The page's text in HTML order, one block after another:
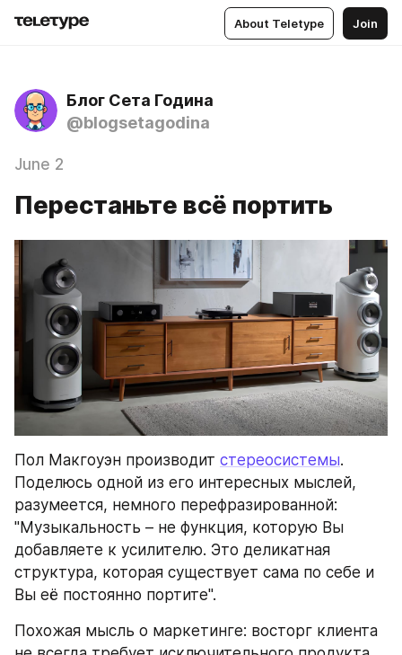
About Teletype Join
Блог Сета Година
@blogsetagodina
June 2
Перестаньте всё портить
Пол Макгоуэн производит стереосистемы.
Поделюсь одной из его интересных мыслей,
разумеется, немного перефразированной:
"Музыкальность – не функция, которую Вы
добавляете к усилителю. Это деликатная
структура, которая существует сама по себе и
Вы её постоянно портите".
Похожая мысль о маркетинге: восторг клиента